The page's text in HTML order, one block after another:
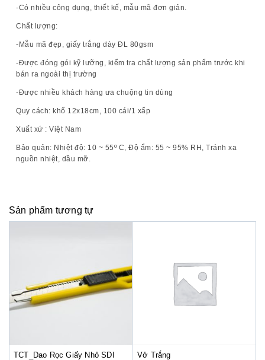
-Có nhiều công dụng, thiết kế, mẫu mã đơn giản.
Chất lượng:
-Mẫu mã đẹp, giấy trắng dày ĐL 80gsm
-Được đóng gói kỹ lưỡng, kiểm tra chất lượng sản phẩm trước khi
bán ra ngoài thị trường
-Được nhiều khách hàng ưa chuộng tin dùng
Quy cách: khổ 12x18cm, 100 cái/1 xấp
Xuất xứ : Việt Nam
Bảo quản: Nhiệt độ: 10 ~ 55º C, Độ ẩm: 55 ~ 95% RH, Tránh xa
nguồn nhiệt, dầu mỡ.
Sản phẩm tương tự
TCT_Dao Rọc Giấy Nhỏ SDI
Vở Trắng